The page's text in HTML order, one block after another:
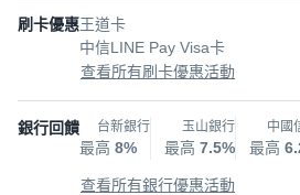
刷卡優惠王道卡
中信LINE Pay Visa卡
查看所有刷卡優惠活動
銀行回饋 台新銀行
最高 8%
玉山銀行
最高 7.5%
中國
最高
查看所有銀行優惠活動